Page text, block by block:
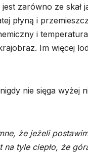
zarówno ze
płyną i
i
Im więcej
nie sięga wyżej
że jeżeli
na tyle ciepło, że